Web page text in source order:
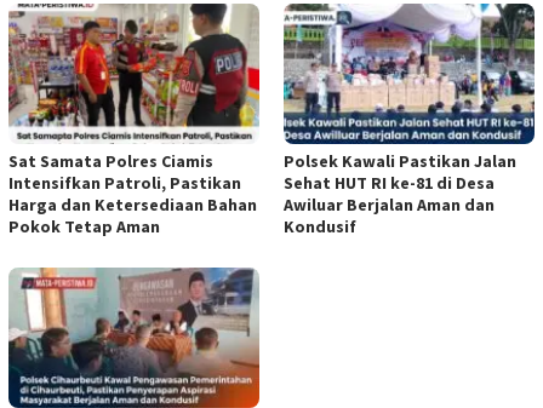
Sat Samata Polres Ciamis
Intensifkan Patroli, Pastikan
Harga dan Ketersediaan Bahan
Pokok Tetap Aman
Polsek Kawali Pastikan Jalan
Sehat HUT RI ke-81 di Desa
Awiluar Berjalan Aman dan
Kondusif